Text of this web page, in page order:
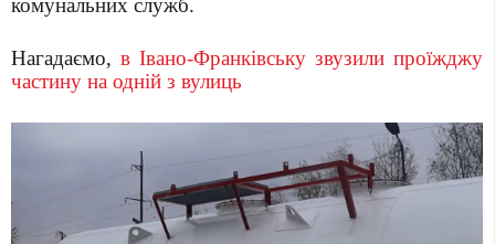
комунальних служб.
Нагадаємо, в Івано-Франківську звузили проїжджу
частину на одній з вулиць